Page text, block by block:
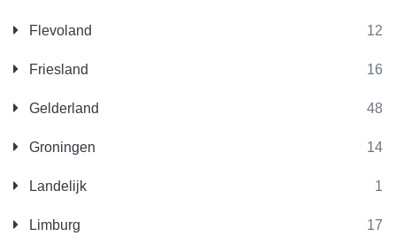
Flevoland 12
Friesland 16
Gelderland 48
Groningen 14
Landelijk 1
Limburg 17